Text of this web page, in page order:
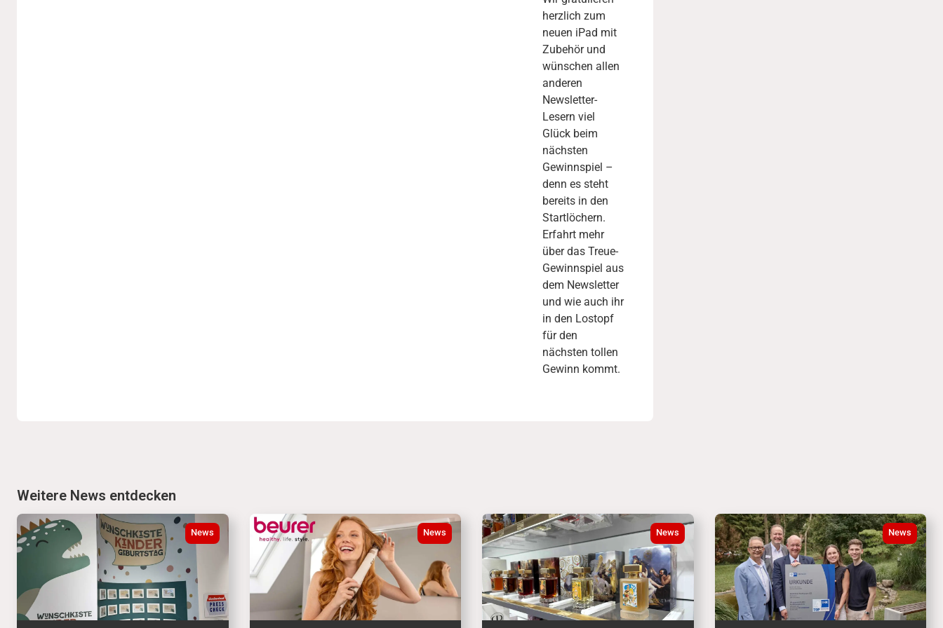
herzlich zum
neuen iPad mit
Zubehör und
wünschen allen
anderen
Newsletter-
Lesern viel
Glück beim
nächsten
Gewinnspiel –
denn es steht
bereits in den
Startlöchern.
Erfahrt mehr
über das Treue-
Gewinnspiel aus
dem Newsletter
und wie auch ihr
in den Lostopf
für den
nächsten tollen
Gewinn kommt.
Weitere News entdecken
News News News News